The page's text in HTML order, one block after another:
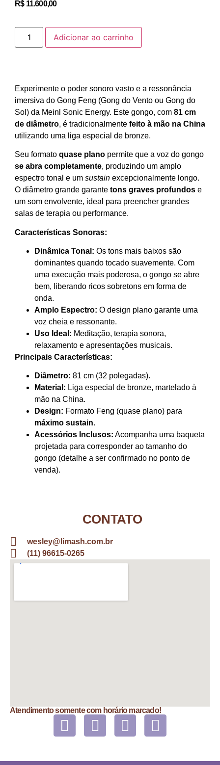
R$11.600,00
Adicionar ao carrinho
Experimente o poder sonoro vasto e a ressonância
imersiva do Gong Feng (Gong do Vento ou Gong do
Sol) da Meinl Sonic Energy. Este gongo, com 81 cm
de diâmetro, é tradicionalmente feito à mão na China
utilizando uma liga especial de bronze.
Seu formato quase plano permite que a voz do gongo
se abra completamente, produzindo um amplo
espectro tonal e um sustain excepcionalmente longo.
O diâmetro grande garante tons graves profundos e
um som envolvente, ideal para preencher grandes
salas de terapia ou performance.
Características Sonoras:
Dinâmica Tonal: Os tons mais baixos são
dominantes quando tocado suavemente. Com
uma execução mais poderosa, o gongo se abre
bem, liberando ricos sobretons em forma de
onda.
Amplo Espectro: O design plano garante uma
voz cheia e ressonante.
Uso Ideal: Meditação, terapia sonora,
relaxamento e apresentações musicais.
Principais Características:
Diâmetro: 81 cm (32 polegadas).
Material: Liga especial de bronze, martelado à
mão na China.
Design: Formato Feng (quase plano) para
máximo sustain.
Acessórios Inclusos: Acompanha uma baqueta
projetada para corresponder ao tamanho do
gongo (detalhe a ser confirmado no ponto de
venda).
CONTATO
wesley@limash.com.br
(11) 96615-0265
Atendimento somente com horário marcado!